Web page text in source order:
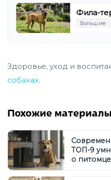
Фила-
Большие
Здоровье, уход и
собаках.
Похожие материалы
ТОП-9
о питомце